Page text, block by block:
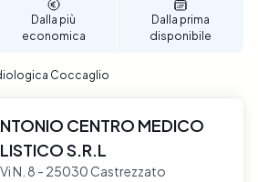
diagnostico completo e
salute cardiaca a Coccaglio.
Dalla più
economica
Dalla prima
disponibile
Coccaglio
CENTRO MEDICO
S.R.L
N. 8 - 25030 Castrezzato